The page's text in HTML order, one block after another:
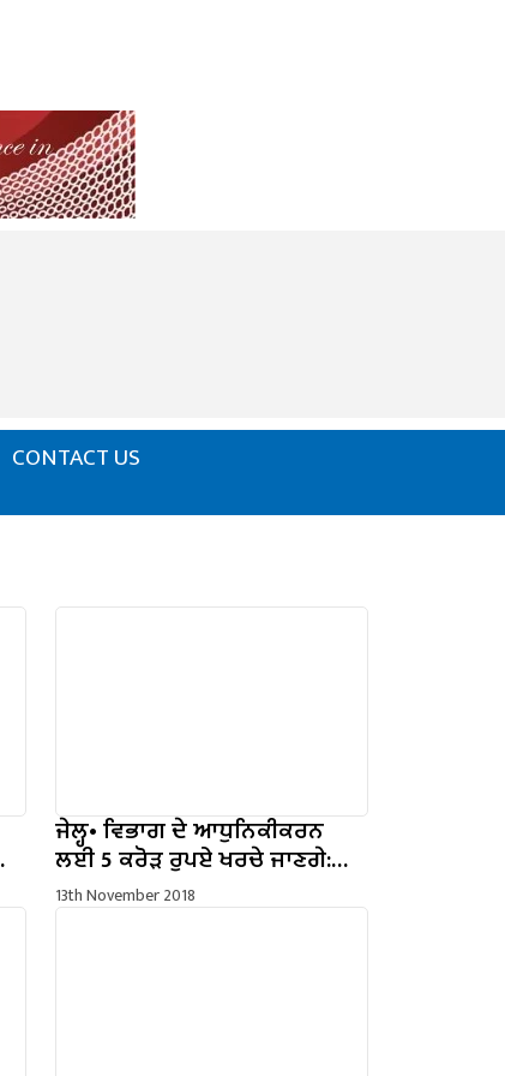
CONTACT US
ਜੇਲ੍ਹ• ਵਿਭਾਗ ਦੇ ਆਧੁਨਿਕੀਕਰਨ
ਲਈ 5 ਕਰੋੜ ਰੁਪਏ ਖਰਚੇ ਜਾਣਗੇ:
ਸੁਖਜਿੰਦਰ ਸਿੰਘ ਰੰਧਾਵਾ
13th November 2018